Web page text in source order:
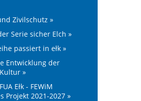
Zivilschutz »
Serie sicher Elch »
passiert in ełk »
Entwicklung der
»
Ełk - FEWiM
Projekt 2021-2027 »